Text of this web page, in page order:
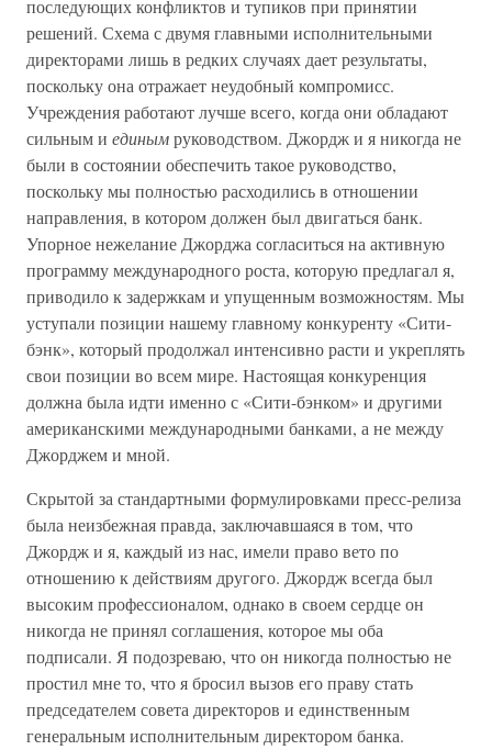
последующих конфликтов и тупиков при принятии
решений. Схема с двумя главными исполнительными
директорами лишь в редких случаях дает результаты,
поскольку она отражает неудобный компромисс.
Учреждения работают лучше всего, когда они обладают
сильным и единымруководством. Джордж и я никогда не
были в состоянии обеспечить такое руководство,
поскольку мы полностью расходились в отношении
направления, в котором должен был двигаться банк.
Упорное нежелание Джорджа согласиться на активную
программу международного роста, которую предлагал я,
приводило к задержкам и упущенным возможностям. Мы
уступали позиции нашему главному конкуренту «Сити-
бэнк», который продолжал интенсивно расти и укреплять
свои позиции во всем мире. Настоящая конкуренция
должна была идти именно с «Сити-бэнком» и другими
американскими международными банками, а не между
Джорджем и мной.
Скрытой за стандартными формулировками пресс-релиза
была неизбежная правда, заключавшаяся в том, что
Джордж и я, каждый из нас, имели право вето по
отношению к действиям другого. Джордж всегда был
высоким профессионалом, однако в своем сердце он
никогда не принял соглашения, которое мы оба
подписали. Я подозреваю, что он никогда полностью не
простил мне то, что я бросил вызов его праву стать
председателем совета директоров и единственным
генеральным исполнительным директором банка.